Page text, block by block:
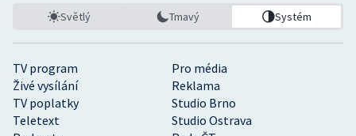
TV program
Pro média
Živé vysílání
Reklama
TV poplatky
Studio Brno
Teletext
Studio Ostrava
Světlý Tmavý Systém